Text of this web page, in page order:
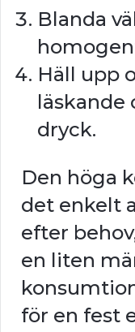
Blanda
Häll upp
läskande
dryck.
Den höga
det enkelt
efter
en liten
för en fest